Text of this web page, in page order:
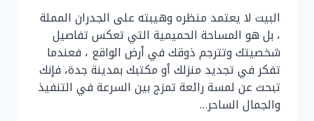
البيت لا يعتمد منظره وهيبته على الجدران المملة
، بل هو المساحة الحميمية التي تعكس تفاصيل
شخصيتك وتترجم ذوقك في أرض الواقع ، فعندما
تفكر في تجديد منزلك أو مكتبك بمدينة جدة، فإنك
تبحث عن لمسة رائعة تمزج بين السرعة في التنفيذ
والجمال الساحر…